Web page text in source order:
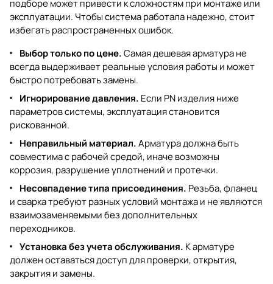
подборе может привести к сложностям при монтаже или
эксплуатации. Чтобы система работала надежно, стоит
избегать распространенных ошибок.
Выбор только по цене.Самая дешевая арматура не
всегда выдерживает реальные условия работы и может
быстро потребовать замены.
Игнорирование давления. Если PN изделия ниже
параметров системы, эксплуатация становится
рискованной.
Неправильный материал.Арматура должна быть
совместима с рабочей средой, иначе возможны
коррозия, разрушение уплотнений и протечки.
Несовпадение типа присоединения. Резьба, фланец
и сварка требуют разных условий монтажа и не являются
взаимозаменяемыми без дополнительных
переходников.
Установка без учета обслуживания. К арматуре
должен оставаться доступ для проверки, открытия,
закрытия и замены.